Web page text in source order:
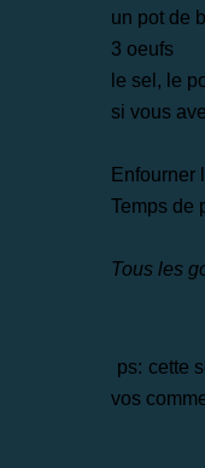
un pot de
3 oeufs
le sel, le
si vous
Enfourner
Temps de
Tous les
ps: cette
vos